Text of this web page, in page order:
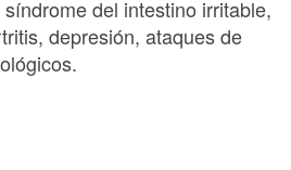
del intestino irritable,
depresión, ataques de